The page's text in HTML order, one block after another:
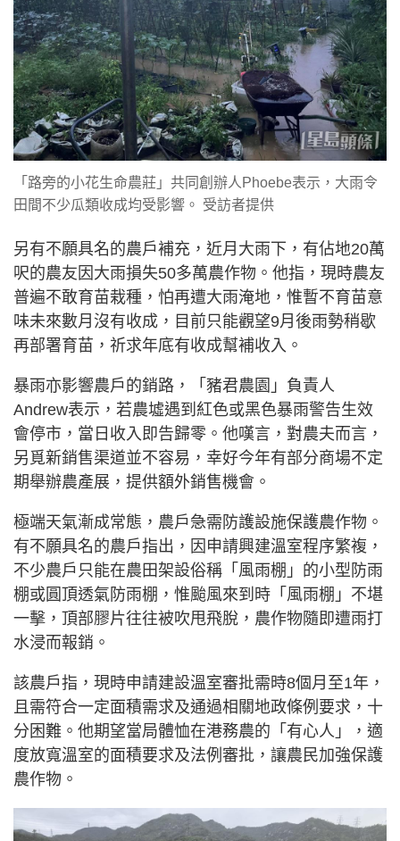
「路旁的小花生命農莊」共同創辦人Phoebe表示，大雨令
田間不少瓜類收成均受影響。 受訪者提供
另有不願具名的農戶補充，近月大雨下，有佔地20萬
呎的農友因大雨損失50多萬農作物。他指，現時農友
普遍不敢育苗栽種，怕再遭大雨淹地，惟暫不育苗意
味未來數月沒有收成，目前只能觀望9月後雨勢稍歇
再部署育苗，祈求年底有收成幫補收入。
暴雨亦影響農戶的銷路，「豬君農園」負責人
Andrew表示，若農墟遇到紅色或黑色暴雨警告生效
會停市，當日收入即告歸零。他嘆言，對農夫而言，
另覓新銷售渠道並不容易，幸好今年有部分商場不定
期舉辦農產展，提供額外銷售機會。
極端天氣漸成常態，農戶急需防護設施保護農作物。
有不願具名的農戶指出，因申請興建溫室程序繁複，
不少農戶只能在農田架設俗稱「風雨棚」的小型防雨
棚或圓頂透氣防雨棚，惟颱風來到時「風雨棚」不堪
一擊，頂部膠片往往被吹甩飛脫，農作物隨即遭雨打
水浸而報銷。
該農戶指，現時申請建設溫室審批需時8個月至1年，
且需符合一定面積需求及通過相關地政條例要求，十
分困難。他期望當局體恤在港務農的「有心人」，適
度放寬溫室的面積要求及法例審批，讓農民加強保護
農作物。